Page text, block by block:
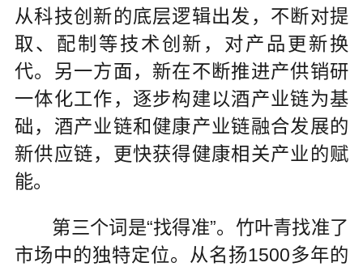
从科技创新的底层逻辑出发，不断对提
取、配制等技术创新，对产品更新换
代。另一方面，新在不断推进产供销研
一体化工作，逐步构建以酒产业链为基
础，酒产业链和健康产业链融合发展的
新供应链，更快获得健康相关产业的赋
能。
第三个词是“找得准”。竹叶青找准了
市场中的独特定位。从名扬1500多年的